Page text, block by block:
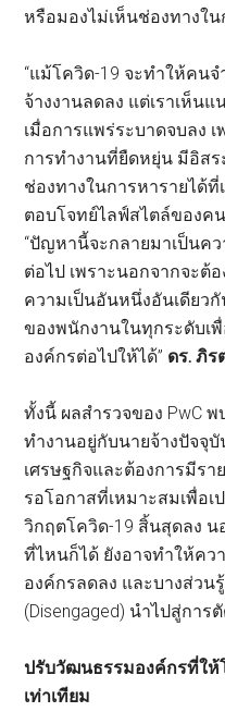
หรือมองไม่เห็นช่องทางใน
“แม้โควิด-19 จะทำให้คน
จ้างงานลดลง แต่เราเห็น
เมื่อการแพร่ระบาดจบลง
การทำงานที่ยืดหยุ่น มีอิสร
ช่องทางในการหารายได้ที่
ตอบโจทย์ไลฟ์สไตล์ของค
“ปัญหานี้จะกลายมาเป็นค
ต่อไป เพราะนอกจากจะต้
ความเป็นอันหนึ่งอันเดียว
ของพนักงานในทุกระดับเ
องค์กรต่อไปให้ได้” ดร. ภิร
ทั้งนี้ ผลสำรวจของ PwC
ทำงานอยู่กับนายจ้างปัจจุบั
เศรษฐกิจและต้องการมีร
รอโอกาสที่เหมาะสมเพื่อเ
วิกฤตโควิด-19 สิ้นสุดลง
ที่ไหนก็ได้ ยังอาจทำให้คว
องค์กรลดลง และบางส่ว
(Disengaged) นำไปสู่กา
ปรับวัฒนธรรมองค์กรที่ให้
เท่าเทียม